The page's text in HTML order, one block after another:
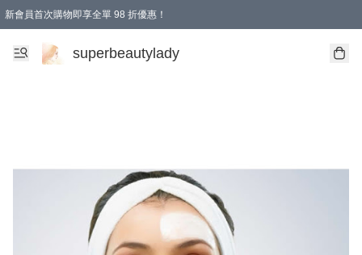
新會員首次購物即享全單 98 折優惠！
會員折扣優惠
superbeautylady